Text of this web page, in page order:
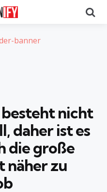
nicht
daher ist es
die große
näher zu